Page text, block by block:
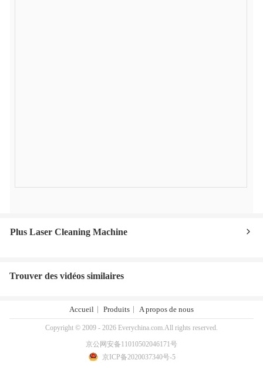
Plus Laser Cleaning Machine
Trouver des vidéos similaires
Accueil Produits A propos de nous
Copyright © 2009 - 2026 Everychina.com.All rights reserved.
京公网安备11010502046171号
京ICP备2020037340号-5